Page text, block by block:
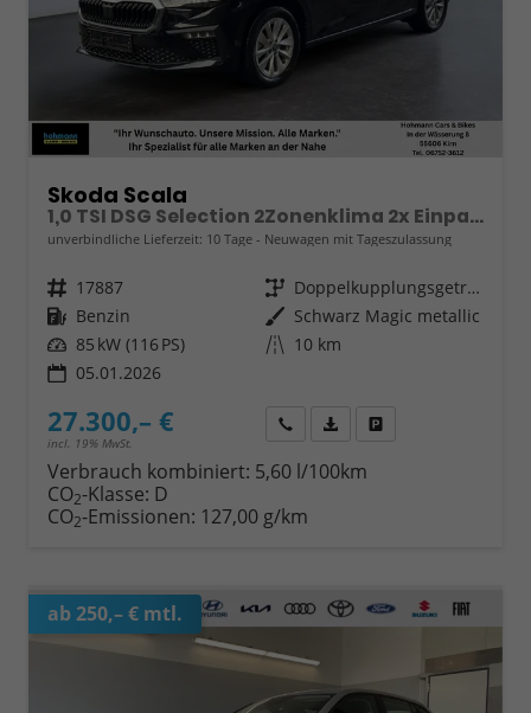
Skoda Scala
1,0 TSI DSG Selection 2Zonenklima 2x Einparkhilfe Kamera LED el.Heckklappe beheitzte Frontscheibe 5J Garantie
unverbindliche Lieferzeit: 10 Tage Neuwagen mit Tageszulassung
Fahrzeugnr. 17887 Getriebe
Doppelkupplungsgetriebe (DSG)
Kraftstoff Benzin Außenfarbe Schwarz Magic metallic
Leistung 85 kW (116 PS) Kilometerstand 10 km
05.01.2026
27.300,– €
incl. 19% MwSt.
Wir rufen Sie anFahrzeugexposé (PDF)
Verbrauch kombiniert: 5,60 l/100km
CO2-Klasse: D
CO2-Emissionen: 127,00 g/km
ab 250,– € mtl.